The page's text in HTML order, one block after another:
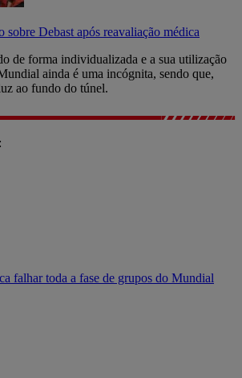
Debast após reavaliação médica
de forma individualizada e a sua utilização
ainda é uma incógnita, sendo que,
ao fundo do túnel.
falhar toda a fase de grupos do Mundial